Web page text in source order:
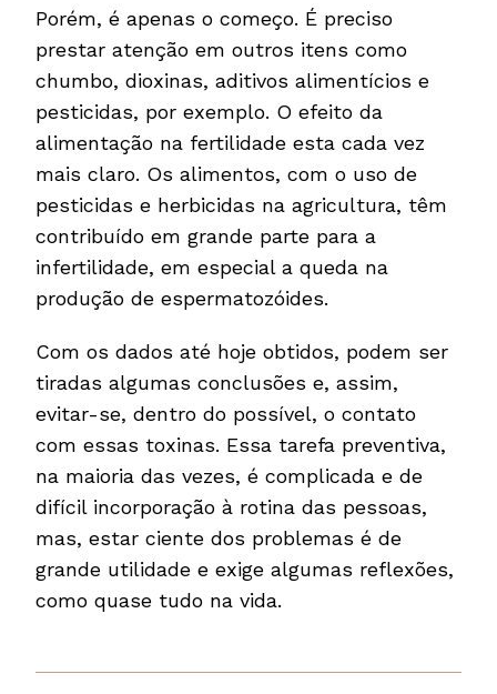
Porém, é apenas o começo. É preciso
prestar atenção em outros itens como
chumbo, dioxinas, aditivos alimentícios e
pesticidas, por exemplo. O efeito da
alimentação na fertilidade esta cada vez
mais claro. Os alimentos, com o uso de
pesticidas e herbicidas na agricultura, têm
contribuído em grande parte para a
infertilidade, em especial a queda na
produção de espermatozóides.
Com os dados até hoje obtidos, podem ser
tiradas algumas conclusões e, assim,
evitar-se, dentro do possível, o contato
com essas toxinas. Essa tarefa preventiva,
na maioria das vezes, é complicada e de
difícil incorporação à rotina das pessoas,
mas, estar ciente dos problemas é de
grande utilidade e exige algumas reflexões,
como quase tudo na vida.